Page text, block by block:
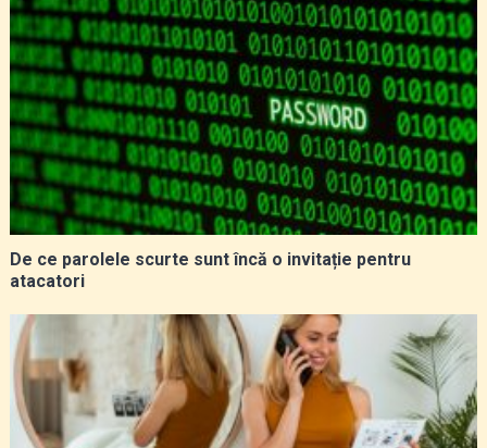
De ce parolele scurte sunt încă o invitație pentru
atacatori